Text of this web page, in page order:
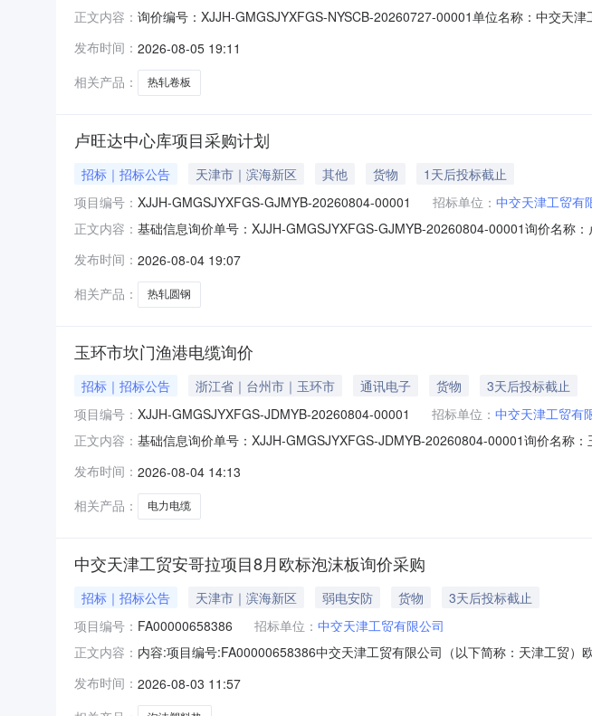
正文内容： 询价编号：XJJH-GMGSJYXFGS-NYSCB-20260727-00001单位名称：中交天
系，安排后续签约送货事宜，感谢大家的支持！
发布时间： 2026-08-05 19:11
相关产品：
热轧卷板
卢旺达中心库项目采购计划
招标｜招标公告 天津市｜滨海新区 其他 货物
1天后投标截止
项目编号： XJJH-GMGSJYXFGS-GJMYB-20260804-00001 招标单位： 中交天津工贸有
正文内容： 基础信息询价单号：XJJH-GMGSJYXFGS-GJMYB-20260804-00001询价名称
补充说明：产品信息序号产品名称件长（米）可供品牌计量方式数量单位重量重
发布时间： 2026-08-04 19:07
相关产品：
热轧圆钢
玉环市坎门渔港电缆询价
招标｜招标公告 浙江省｜台州市｜玉环市 通讯电子 货物
3天后投标截止
项目编号： XJJH-GMGSJYXFGS-JDMYB-20260804-00001 招标单位： 中交天津工贸有
正文内容： 基础信息询价单号：XJJH-GMGSJYXFGS-JDMYB-20260804-00001询价名称
补充说明：产品信息序号产品名称件长（米）可供品牌计量方式数量单位重量重
发布时间： 2026-08-04 14:13
相关产品：
电力电缆
中交天津工贸安哥拉项目8月欧标泡沫板询价采购
招标｜招标公告 天津市｜滨海新区 弱电安防 货物
3天后投标截止
项目编号： FA00000658386 招标单位： 中交天津工贸有限公司
正文内容： 内容:项目编号:FA00000658386中交天津工贸有限公司（以下简称：天津工贸
交要求1.报价人为生产厂家或贸易商，需提供但不限于营业执照、授权证书、
港、上海港甲方指定任一港口
发布时间： 2026-08-03 11:57